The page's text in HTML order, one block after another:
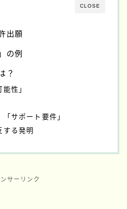
CLOSE
出願
の例
？
能性」
「サポート要件」
する発明
サーリンク